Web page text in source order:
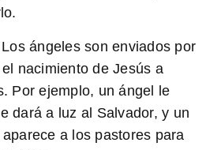
ángeles son enviados por
nacimiento de Jesús a
Por ejemplo, un ángel le
dará a luz al Salvador, y un
a los pastores para